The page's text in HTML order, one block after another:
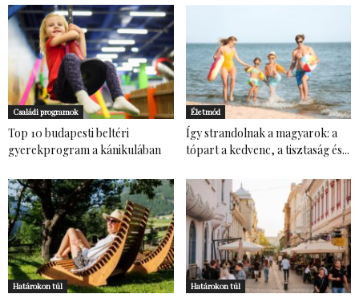
Családi programok
Top 10 budapesti beltéri
gyerekprogram a kánikulában
Életmód
Így strandolnak a magyarok: a
tópart a kedvenc, a tisztaság és...
Határokon túl Határokon túl